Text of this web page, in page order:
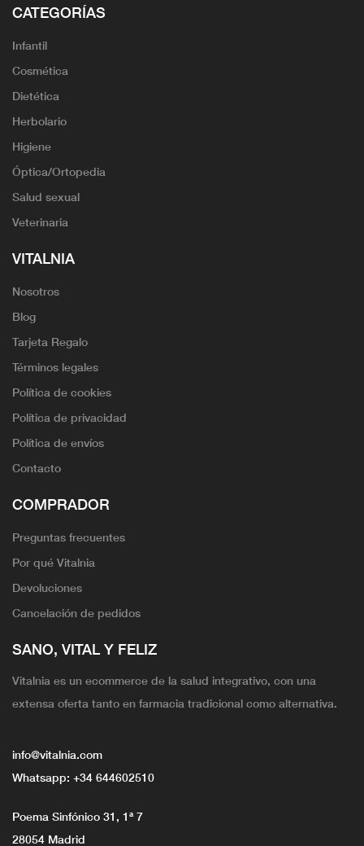
CATEGORÍAS
Infantil
Cosmética
Dietética
Herbolario
Higiene
Óptica/Ortopedia
Salud sexual
Veterinaria
VITALNIA
Nosotros
Blog
Tarjeta Regalo
Términos legales
Política de cookies
Política de privacidad
Política de envíos
Contacto
COMPRADOR
Preguntas frecuentes
Por qué Vitalnia
Devoluciones
Cancelación de pedidos
SANO, VITAL Y FELIZ
Vitalnia es un ecommerce de la salud integrativo, con una
extensa oferta tanto en farmacia tradicional como alternativa.
info@vitalnia.com
Whatsapp: +34 644602510
Poema Sinfónico 31, 1ª 7
28054 Madrid